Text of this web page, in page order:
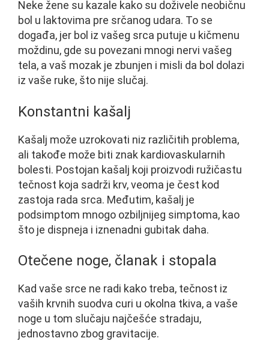
Neke žene su kazale kako su doživele neobičnu
bol u laktovima pre srčanog udara. To se
događa, jer bol iz vašeg srca putuje u kičmenu
moždinu, gde su povezani mnogi nervi vašeg
tela, a vaš mozak je zbunjen i misli da bol dolazi
iz vaše ruke, što nije slučaj.
Konstantni kašalj
Kašalj može uzrokovati niz različitih problema,
ali takođe može biti znak kardiovaskularnih
bolesti. Postojan kašalj koji proizvodi ružičastu
tečnost koja sadrži krv, veoma je čest kod
zastoja rada srca. Međutim, kašalj je
podsimptom mnogo ozbiljnijeg simptoma, kao
što je dispneja i iznenadni gubitak daha.
Otečene noge, članak i stopala
Kad vaše srce ne radi kako treba, tečnost iz
vaših krvnih suodva curi u okolna tkiva, a vaše
noge u tom slučaju najčešće stradaju,
jednostavno zbog gravitacije.